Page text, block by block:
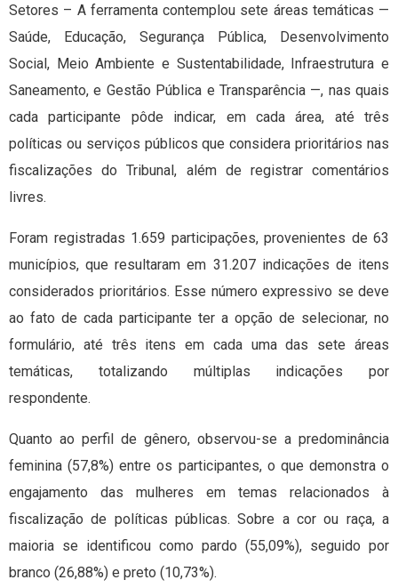
Setores – A ferramenta contemplou sete áreas temáticas —
Saúde, Educação, Segurança Pública, Desenvolvimento
Social, Meio Ambiente e Sustentabilidade, Infraestrutura e
Saneamento, e Gestão Pública e Transparência —, nas quais
cada participante pôde indicar, em cada área, até três
políticas ou serviços públicos que considera prioritários nas
fiscalizações do Tribunal, além de registrar comentários
livres.
Foram registradas 1.659 participações, provenientes de 63
municípios, que resultaram em 31.207 indicações de itens
considerados prioritários. Esse número expressivo se deve
ao fato de cada participante ter a opção de selecionar, no
formulário, até três itens em cada uma das sete áreas
temáticas, totalizando múltiplas indicações por
respondente.
Quanto ao perfil de gênero, observou-se a predominância
feminina (57,8%) entre os participantes, o que demonstra o
engajamento das mulheres em temas relacionados à
fiscalização de políticas públicas. Sobre a cor ou raça, a
maioria se identificou como pardo (55,09%), seguido por
branco (26,88%) e preto (10,73%).